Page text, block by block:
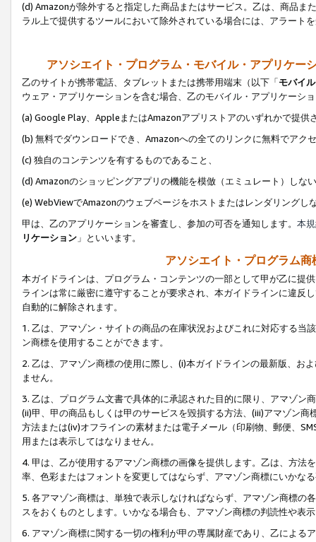
(d) Amazonが除外すると指定した商品またはサービス。乙は、商品ま
ラル上で提供するツールにおいて除外されている場合には、アラート
アソシエイト・プログラム・モバイル・アプリケー
乙のサイトが携帯電話、タブレットまたは携帯用端末（以下「モバイ
ウェア・アプリケーションを含む場合、乙のモバイル・アプリケーシ
(a) Google Play、AppleまたはAmazonアプリストアのいずれかで提供
(b) 無料でダウンロードでき、Amazonへの全てのリンクに無料でアク
(c) 独自のコンテンツを有するものであること、
(d) Amazonのショッピングアプリの機能を模倣（エミュレート）しな
(e) WebViewでAmazonのウェブページをホストまたはレンダリングし
甲は、乙のアプリケーションを審査し、参加の可否を通知します。 本
リケーション 」といいます。
アソシエイト・プログラム
本ガイドラインは、プログラム・コンテンツの一部として甲が乙に提
ラインは常に厳密に遵守することが要求され、本ガイドラインに違反
自動的に解除されます。
1. 乙は、アマゾン・サイトの商品の在庫状況およびこれに対応する
ン商標を使用することができます。
2. 乙は、アマゾン商標の使用に際し、(i)本ガイドラインの最新版、お
ません。
3. 乙は、プログラム文書で具体的に承認された目的に限り、アマゾン
(ii)甲、甲の商品もしくは甲のサービスを毀損する方法、(iii)アマゾン
方法または(iv)オフラインの素材または電子メール（印刷物、郵便、
用または表示してはなりません。
4. 甲は、乙が使用するアマゾン商標の画像を提供します。乙は、方
率、色彩またはフォントを変更してはならず、アマゾン商標にいかな
5. 各アマゾン商標は、単独で表示しなければならず、アマゾン商標
スをおくものとします。いかなる場合も、アマゾン商標の判読性や表
6. アマゾン商標に関する一切の権利が甲の専属財産であり、乙による